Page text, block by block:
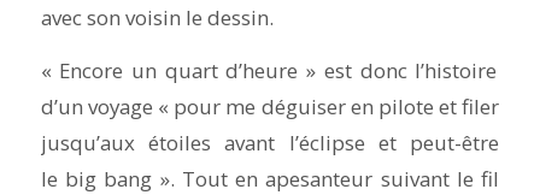
avec son voisin le dessin.
« Encore un quart d’heure » est donc l’histoire
d’un voyage « pour me déguiser en pilote et filer
jusqu’aux étoiles avant l’éclipse et peut-être
le bigbang ». Tout en apesanteur suivant le fil